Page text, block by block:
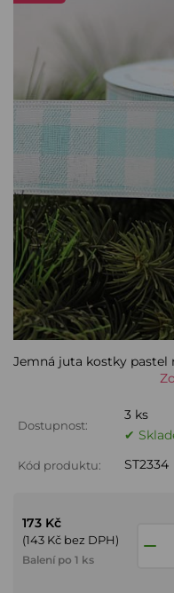
Jemná juta kostky pastel
Dostupnost:
3 ks
✔
Kód produktu: ST2334
173 Kč
(143 Kč bez DPH)
Balení po 1 ks